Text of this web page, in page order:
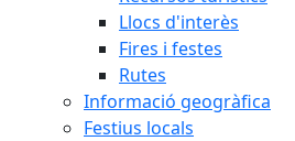
Llocs d'interès
Fires i festes
Rutes
Informació geogràfica
Festius locals